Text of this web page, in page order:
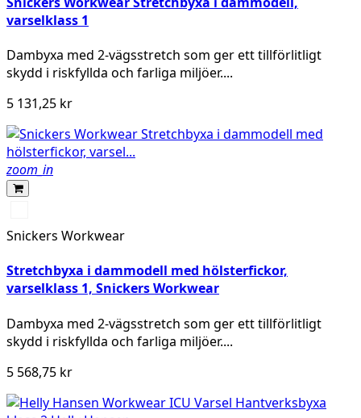
varselklass 1
Dambyxa med 2-vägsstretch som ger ett tillförlitligt
skydd i riskfyllda och farliga miljöer....
5 131,25 kr
zoom_in
vis
yellow/Navy
Snickers Workwear
Stretchbyxa i dammodell med hölsterfickor,
varselklass 1, Snickers Workwear
Dambyxa med 2-vägsstretch som ger ett tillförlitligt
skydd i riskfyllda och farliga miljöer....
5 568,75 kr